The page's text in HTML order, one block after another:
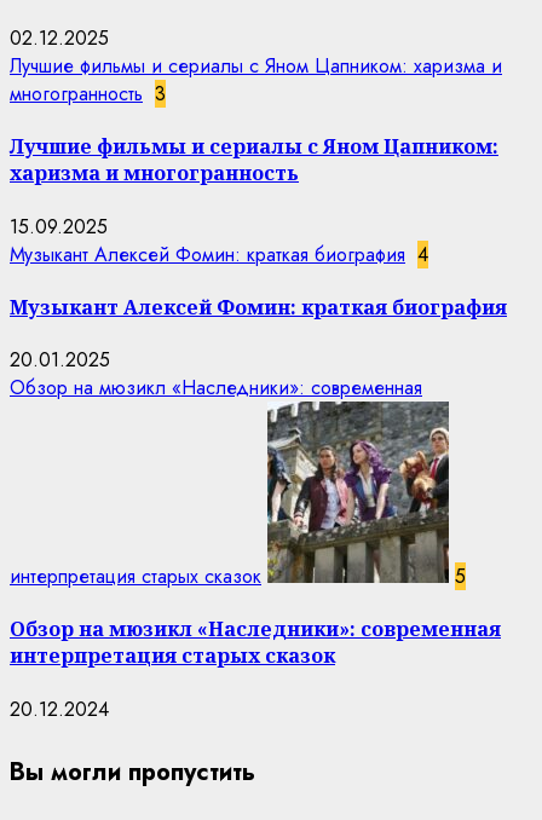
02.12.2025
Лучшие фильмы и сериалы с Яном Цапником: харизма и
многогранность 3
Лучшие фильмы и сериалы с Яном Цапником:
харизма и многогранность
15.09.2025
Музыкант Алексей Фомин: краткая биография 4
Музыкант Алексей Фомин: краткая биография
20.01.2025
Обзор на мюзикл «Наследники»: современная
интерпретация старых сказок 5
Обзор на мюзикл «Наследники»: современная
интерпретация старых сказок
20.12.2024
Вы могли пропустить